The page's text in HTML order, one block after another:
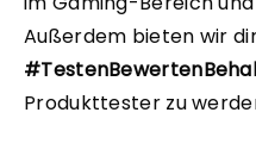
Außerdem bieten wir
Produkttester zu